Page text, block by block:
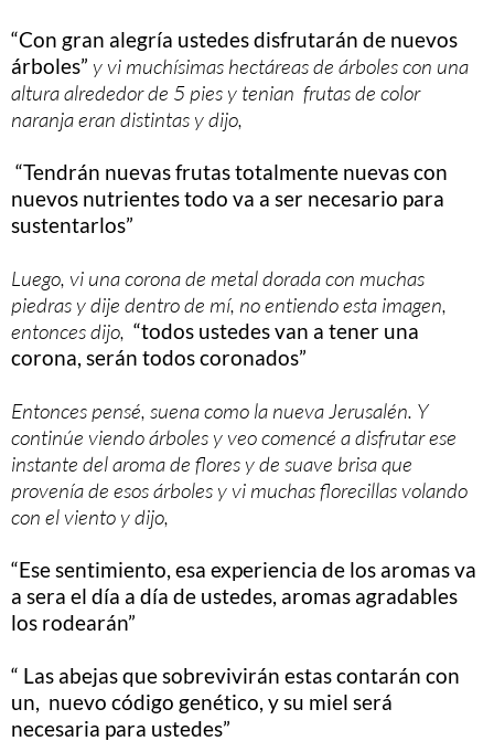
“Con gran alegría ustedes disfrutarán de nuevos
árboles” y vi muchísimas hectáreas de árboles con una
altura alrededor de 5 pies y tenian frutas de color
naranja eran distintas y dijo,
“Tendrán nuevas frutas totalmente nuevas con
nuevos nutrientes todo va a ser necesario para
sustentarlos”
Luego, vi una corona de metal dorada con muchas
piedras y dije dentro de mí, no entiendo esta imagen,
entonces dijo, “todos ustedes van a tener una
corona, serán todos coronados”
Entonces pensé, suena como la nueva Jerusalén. Y
continúe viendo árboles y veo comencé a disfrutar ese
instante del aroma de flores y de suave brisa que
provenía de esos árboles y vi muchas florecillas volando
con el viento y dijo,
“Ese sentimiento, esa experiencia de los aromas va
a sera el día a día de ustedes, aromas agradables
los rodearán”
“ Las abejas que sobrevivirán estas contarán con
un, nuevo código genético, y su miel será
necesaria para ustedes”